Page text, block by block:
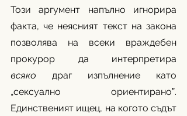
Този аргумент напълно игнорира
факта, че неясният текст на закона
позволява на всеки враждебен
всяко драг изпълнение като
„сексуално ориентирано‟.
Единственият ищец, на когото съдът